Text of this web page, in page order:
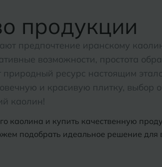
продукции
предпочтение иранскому
возможности, простота
природный ресурс настоящим
и красивую плитку, выбор
каолин!
каолина и купить качественную
подобрать идеальное решение для